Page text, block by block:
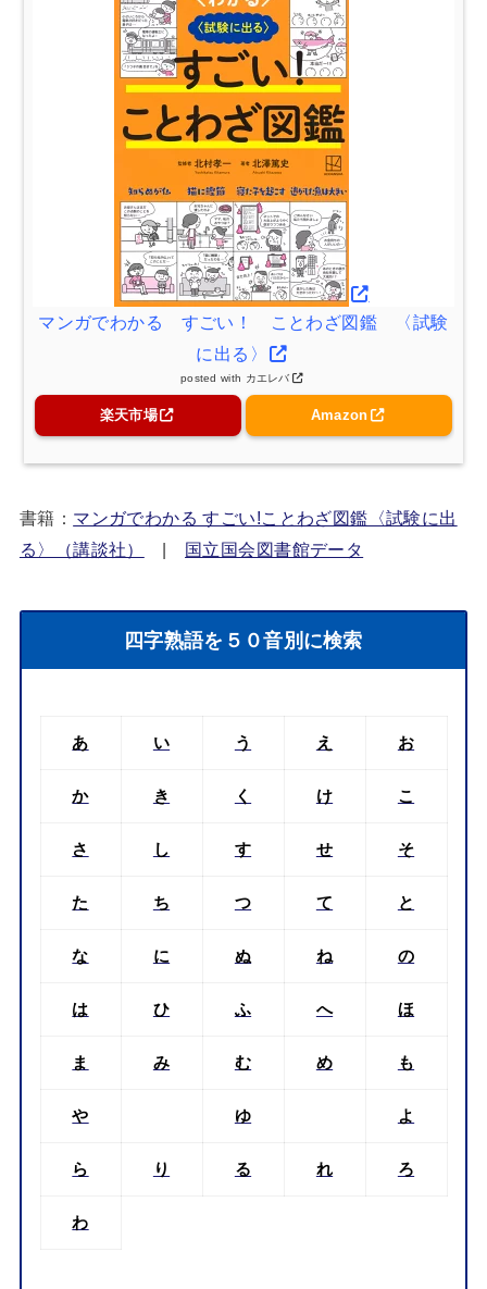
マンガでわかる すごい！ ことわざ図鑑 〈試験
に出る〉
posted with カエレバ
楽天市場 Amazon
書籍： マンガでわかる すごい!ことわざ図鑑〈試験に出
る〉（講談社）
| 国立国会図書館データ
四字熟語を５０音別に検索
あ い う え お
か き く け こ
さ し す せ そ
た ち つ て と
な に ぬ ね の
は ひ ふ へ ほ
ま み む め も
や ゆ よ
ら り る れ ろ
わ